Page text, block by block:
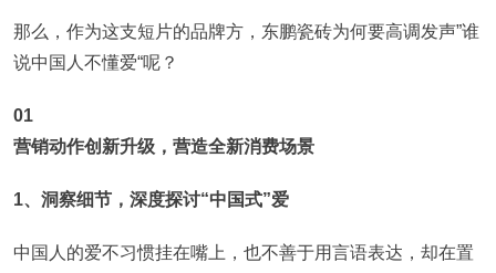
那么，作为这支短片的品牌方，东鹏瓷砖为何要高调发声”谁
说中国人不懂爱“呢？
01
营销动作创新升级，营造全新消费场景
1、洞察细节，深度探讨“中国式”爱
中国人的爱不习惯挂在嘴上，也不善于用言语表达，却在置